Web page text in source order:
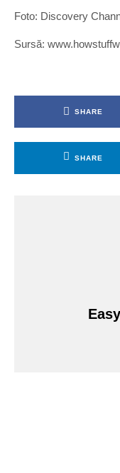
Foto: Discovery
Sursă:
SHARE
SHARE